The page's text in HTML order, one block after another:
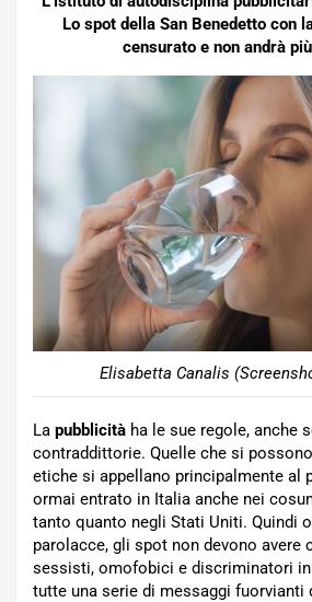
Lo spot della San Benedetto con
censurato e non andrà
Elisabetta Canalis
La pubblicità ha le sue regole, anche
contraddittorie. Quelle che si
etiche si appellano principalmente al
ormai entrato in Italia anche nei
tanto quanto negli Stati Uniti. Quindi
parolacce, gli spot non devono avere
sessisti, omofobici e discriminatori in
tutte una serie di messaggi fuorvianti